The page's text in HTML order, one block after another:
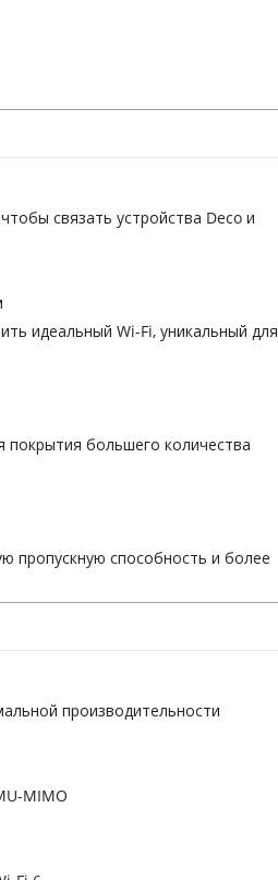
связать устройства Deco и
идеальный Wi-Fi, уникальный для
покрытия большего количества
пропускную способность и более
производительности
MIMO